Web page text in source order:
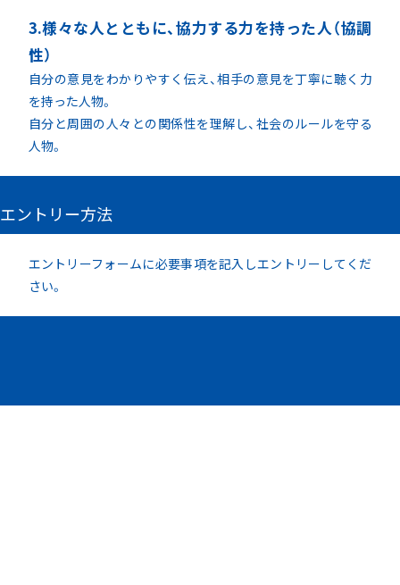
3.様々な人とともに、協力する力を持った人（協調
性）
自分の意見をわかりやすく伝え、相手の意見を丁寧に聴く力
を持った人物。
自分と周囲の人々との関係性を理解し、社会のルールを守る
人物。
エントリー方法
エントリーフォームに必要事項を記入しエントリーしてくだ
さい。